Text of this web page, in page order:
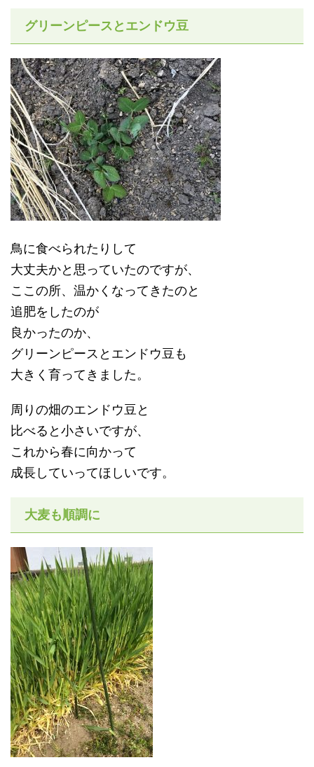
グリーンピースとエンドウ豆
鳥に食べられたりして
大丈夫かと思っていたのですが、
ここの所、温かくなってきたのと
追肥をしたのが
良かったのか、
グリーンピースとエンドウ豆も
大きく育ってきました。
周りの畑のエンドウ豆と
比べると小さいですが、
これから春に向かって
成長していってほしいです。
大麦も順調に